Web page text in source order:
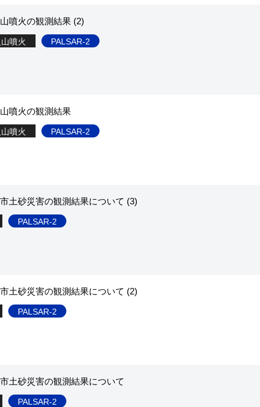
噴火の観測結果 (2)
噴火 PALSAR-2
噴火の観測結果
噴火 PALSAR-2
土砂災害の観測結果について (3)
PALSAR-2
土砂災害の観測結果について (2)
PALSAR-2
土砂災害の観測結果について
PALSAR-2